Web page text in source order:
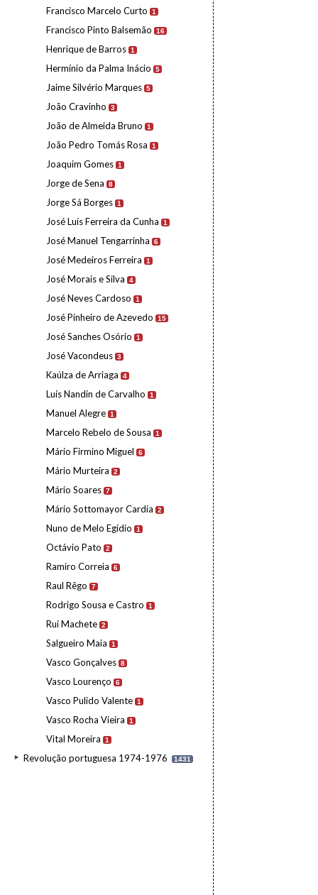
Francisco Marcelo Curto 1
Francisco Pinto Balsemão 16
Henrique de Barros 1
Hermínio da Palma Inácio 5
Jaime Silvério Marques 5
João Cravinho 3
João de Almeida Bruno 1
João Pedro Tomás Rosa 1
Joaquim Gomes 1
Jorge de Sena 8
Jorge Sá Borges 1
José Luís Ferreira da Cunha 1
José Manuel Tengarrinha 6
José Medeiros Ferreira 1
José Morais e Silva 4
José Neves Cardoso 1
José Pinheiro de Azevedo 15
José Sanches Osório 1
José Vacondeus 3
Kaúlza de Arriaga 4
Luís Nandin de Carvalho 1
Manuel Alegre 1
Marcelo Rebelo de Sousa 1
Mário Firmino Miguel 6
Mário Murteira 2
Mário Soares 7
Mário Sottomayor Cardia 2
Nuno de Melo Egídio 1
Octávio Pato 2
Ramiro Correia 6
Raul Rêgo 7
Rodrigo Sousa e Castro 1
Rui Machete 2
Salgueiro Maia 1
Vasco Gonçalves 8
Vasco Lourenço 6
Vasco Pulido Valente 1
Vasco Rocha Vieira 1
Vital Moreira 1
Revolução portuguesa 1974-1976 1431